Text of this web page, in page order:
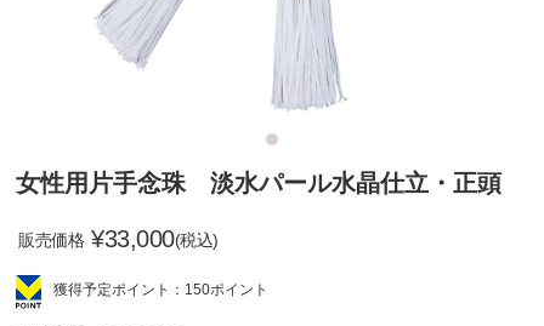
女性用片手念珠 淡水パール水晶仕立・正頭
販売価格 ¥33,000(税込)
獲得予定ポイント：150ポイント